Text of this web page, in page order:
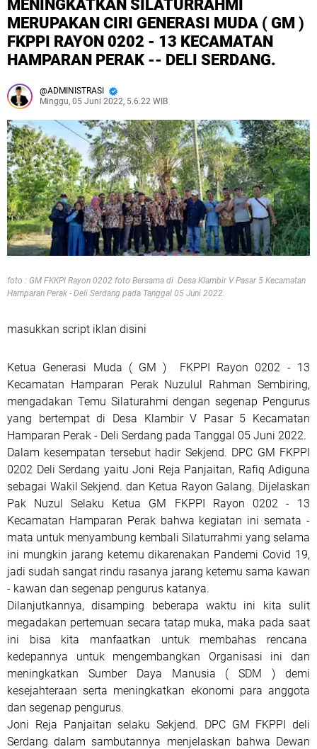
MENINGKATKAN SILATURRAHMI
MERUPAKAN CIRI GENERASI MUDA ( GM )
FKPPI RAYON 0202 - 13 KECAMATAN
HAMPARAN PERAK -- DELI SERDANG.
ADMINISTRASI
Minggu, 05 Juni 2022, 5.6.22 WIB
foto : GM FKKPI Rayon 0202 foto Bersama di Desa Klambir V Pasar 5 Kecamatan
Hamparan Perak - Deli Serdang pada Tanggal 05 Juni 2022.
masukkan script iklan disini
Ketua Generasi Muda ( GM ) FKPPI Rayon 0202 - 13
Kecamatan Hamparan Perak Nuzulul Rahman Sembiring,
mengadakan Temu Silaturahmi dengan segenap Pengurus
yang bertempat di Desa Klambir V Pasar 5 Kecamatan
Hamparan Perak - Deli Serdang pada Tanggal 05 Juni 2022.
Dalam kesempatan tersebut hadir Sekjend. DPC GM FKPPI
0202 Deli Serdang yaitu Joni Reja Panjaitan, Rafiq Adiguna
sebagai Wakil Sekjend. dan Ketua Rayon Galang. Dijelaskan
Pak Nuzul Selaku Ketua GM FKPPI Rayon 0202 - 13
Kecamatan Hamparan Perak bahwa kegiatan ini semata -
mata untuk menyambung kembali Silaturrahmi yang selama
ini mungkin jarang ketemu dikarenakan Pandemi Covid 19,
jadi sudah sangat rindu rasanya jarang ketemu sama kawan
- kawan dan segenap pengurus katanya.
Dilanjutkannya, disamping beberapa waktu ini kita sulit
megadakan pertemuan secara tatap muka, maka pada saat
ini bisa kita manfaatkan untuk membahas rencana
kedepannya untuk mengembangkan Organisasi ini dan
meningkatkan Sumber Daya Manusia ( SDM ) demi
kesejahteraan serta meningkatkan ekonomi para anggota
dan segenap pengurus.
Joni Reja Panjaitan selaku Sekjend. DPC GM FKPPI deli
Serdang dalam sambutannya menjelaskan bahwa Dewan